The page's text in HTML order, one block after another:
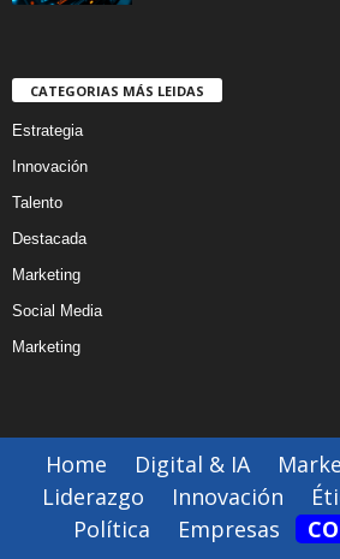
CATEGORIAS MÁS LEIDAS
Estrategia
Innovación
Talento
Destacada
Marketing
Social Media
Marketing
Home Digital & IA
Liderazgo
Innovación
Política
Empresas